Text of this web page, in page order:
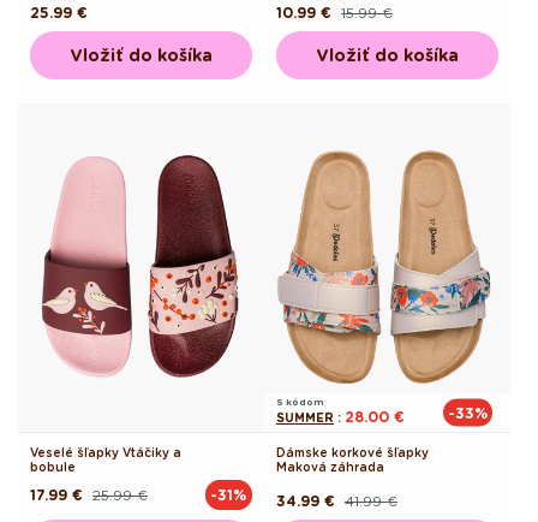
Pôvodná
cena
25.99 €
Vložiť do košíka
Pôvodná
cena
15.99 €
Akciová
cena
10.99 €
Vložiť do košíka
Veselé šľapky Vtáčiky a
bobule
Pôvodná25.99 €
Akciová
17.99 € -31%
S kódom
SUMMER : 28.00 € -33%
Dámske korkové šľapky
Maková záhrada
Pôvodná41.99 €
Akciová
34.99 €